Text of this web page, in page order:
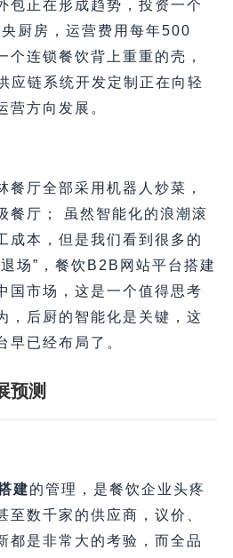
包正在形成趋势，投资一个
厨房，运营费用每年500
个连锁餐饮背上重重的壳，
应链系统开发定制正在向轻
营方向发展。
餐厅全部采用机器人炒菜，
餐厅； 虽然智能化的浪潮滚
成本，但是我们看到很多的
场”，餐饮B2B网站平台搭建
国市场，这是一个值得思考
，后厨的智能化是关键，这
早已经布局了。
预测
建的管理，是餐饮企业头疼
至数千家的供应商，议价、
都是非常大的考验，而全品